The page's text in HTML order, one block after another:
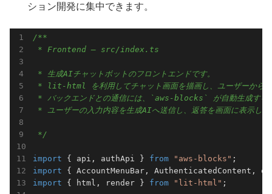
ション開発に集中できます。
/**
* Frontend — src/index.ts
* 生成AIチャットボットのフロントエンドです。
* lit-html を利用してチャット画面を描画し、ユーザーからの
* バックエンドとの通信には、`aws-blocks` が自動生成する
* ユーザーの入力内容を生成AIへ送信し、返答を画面に表示しま
*/
import { api, authApi } from "aws-blocks"
import { AccountMenuBar, AuthenticatedContent,
import { html, render } from "lit-html" ;